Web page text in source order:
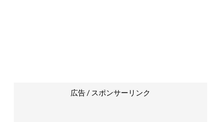
広告 / スポンサーリンク